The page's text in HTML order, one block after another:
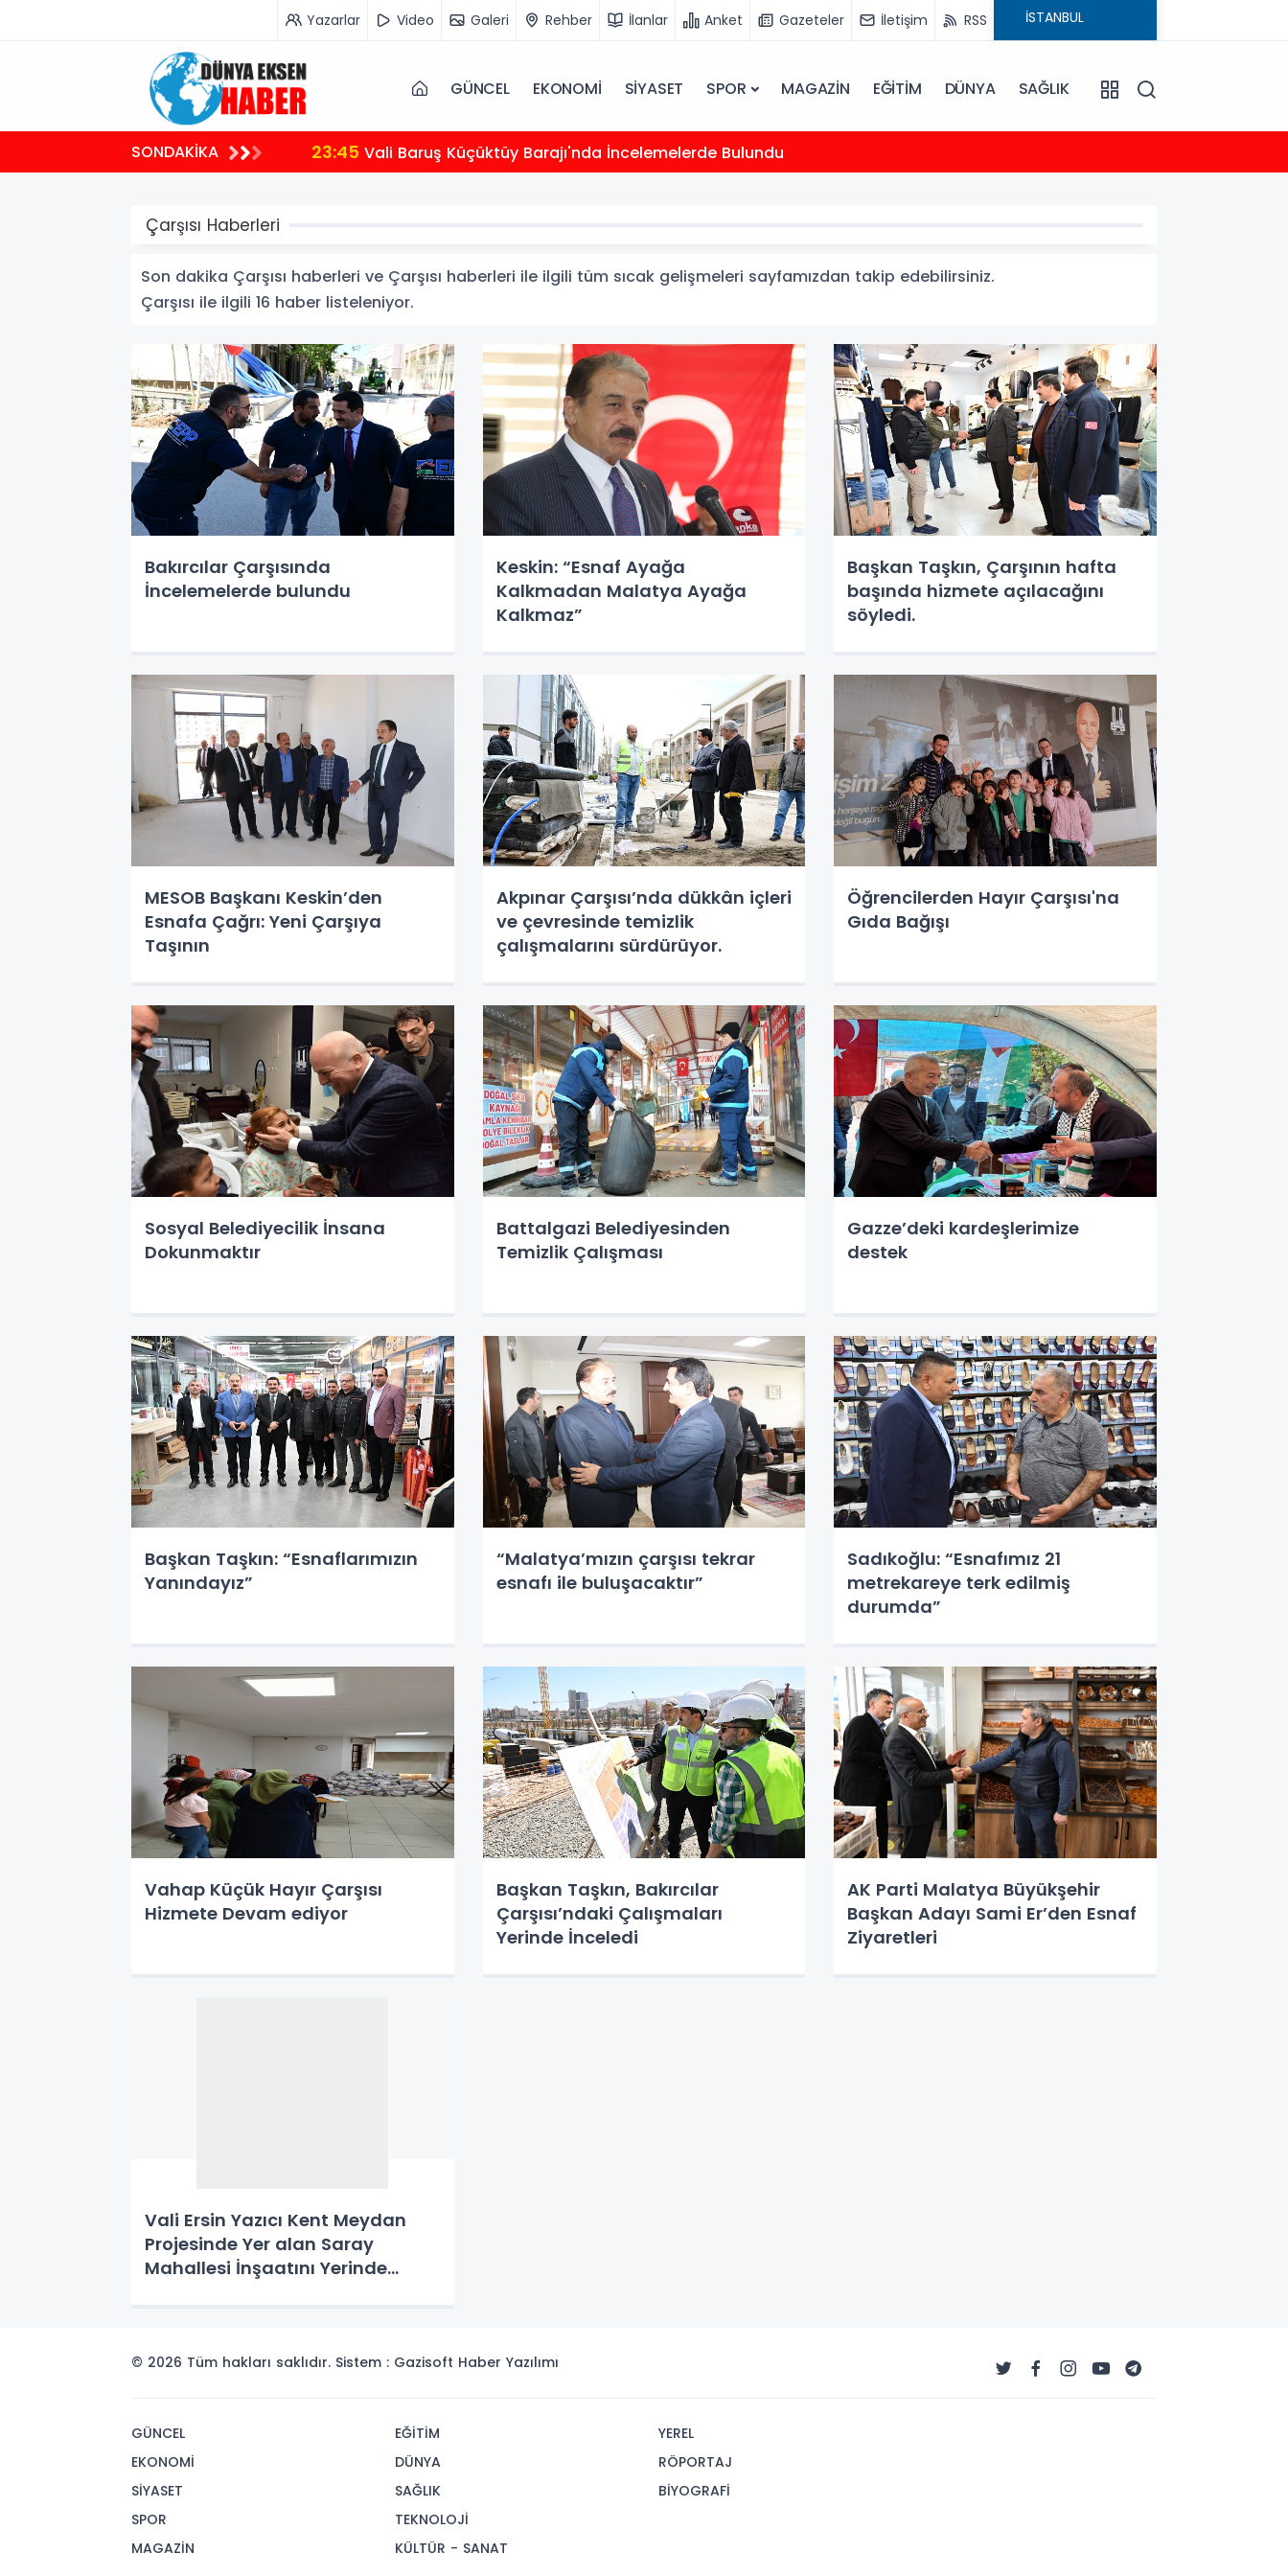
Yazarlar Video Galeri Rehber İlanlar Anket Gazeteler İletişim RSS
GÜNCEL EKONOMİ SİYASET SPOR MAGAZİN EĞİTİM DÜNYA SAĞLIK
SONDAKİKA 23:45 Vali Baruş Küçüktüy Barajı'nda İncelemelerde Bulundu
Çarşısı Haberleri
Son dakika Çarşısı haberleri ve Çarşısı haberleri ile ilgili tüm sıcak gelişmeleri sayfamızdan takip edebilirsiniz.
Çarşısı ile ilgili 16 haber listeleniyor.
Bakırcılar Çarşısında
İncelemelerde bulundu
Keskin: “Esnaf Ayağa
Kalkmadan Malatya Ayağa
Kalkmaz”
Başkan Taşkın, Çarşının hafta
başında hizmete açılacağını
söyledi.
MESOB Başkanı Keskin’den
Esnafa Çağrı: Yeni Çarşıya
Taşının
Akpınar Çarşısı’nda dükkân içleri
ve çevresinde temizlik
çalışmalarını sürdürüyor.
Öğrencilerden Hayır Çarşısı'na
Gıda Bağışı
Sosyal Belediyecilik İnsana
Dokunmaktır
Battalgazi Belediyesinden
Temizlik Çalışması
Gazze’deki kardeşlerimize
destek
Başkan Taşkın: “Esnaflarımızın
Yanındayız”
“Malatya’mızın çarşısı tekrar
esnafı ile buluşacaktır”
Sadıkoğlu: “Esnafımız 21
metrekareye terk edilmiş
durumda”
Vahap Küçük Hayır Çarşısı
Hizmete Devam ediyor
Başkan Taşkın, Bakırcılar
Çarşısı’ndaki Çalışmaları
Yerinde İnceledi
AK Parti Malatya Büyükşehir
Başkan Adayı Sami Er’den Esnaf
Ziyaretleri
Vali Ersin Yazıcı Kent Meydan
Projesinde Yer alan Saray
Mahallesi İnşaatını Yerinde
© 2026 Tüm hakları saklıdır. Sistem : Gazisoft Haber Yazılımı
GÜNCEL
EKONOMİ
SİYASET
SPOR
MAGAZİN
EĞİTİM
DÜNYA
SAĞLIK
TEKNOLOJİ
KÜLTÜR - SANAT
YEREL
RÖPORTAJ
BİYOGRAFİ